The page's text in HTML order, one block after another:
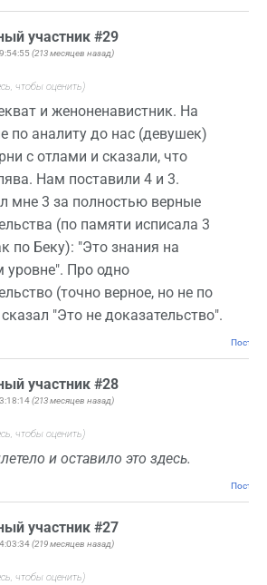
участник #29
(213 месяцев назад)
чтобы оценить)
и женоненавистник. На
по аналиту до нас (девушек)
с отлами и сказали, что
Нам поставили 4 и 3.
мне 3 за полностью верные
(по памяти исписала 3
по Беку): "Это знания на
уровне". Про одно
(точно верное, но не по
"Это не доказательство".
участник #28
(213 месяцев назад)
чтобы оценить)
и оставило это здесь.
участник #27
(219 месяцев назад)
чтобы оценить)